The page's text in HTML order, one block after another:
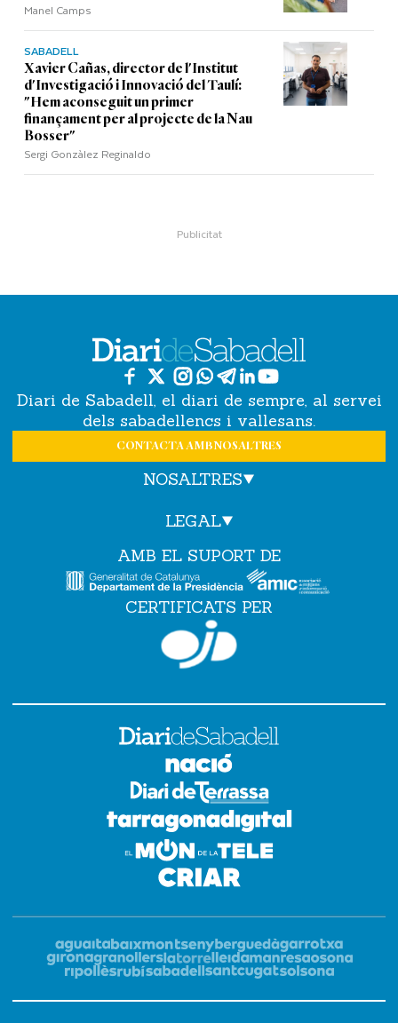
Manel Camps
SABADELL
Xavier Cañas, director de l'Institut
d'Investigació i Innovació del Taulí:
"Hem aconseguit un primer
finançament per al projecte de la Nau
Bosser"
Sergi Gonzàlez Reginaldo
Diari de Sabadell, el diari de sempre, al servei
dels sabadellencs i vallesans.
CONTACTA AMB NOSALTRES
NOSALTRES
LEGAL
AMB EL SUPORT DE
CERTIFICATS PER